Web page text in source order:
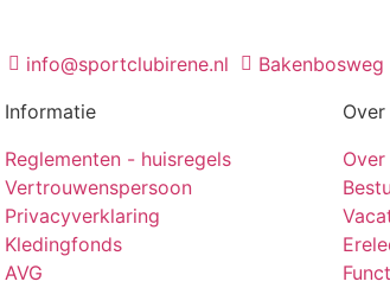
info@sportclubirene.nl
Informatie
Reglementen - huisregels
Vertrouwenspersoon
Privacyverklaring
Kledingfonds
AVG